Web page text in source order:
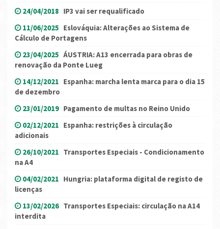
24/04/2018 IP3 vai ser requalificado
11/06/2025 Eslováquia: Alterações ao Sistema de
Cálculo de Portagens
23/04/2025 ÁUSTRIA: A13 encerrada para obras de
renovação da Ponte Lueg
14/12/2021 Espanha: marcha lenta marca para o dia 15
de dezembro
23/01/2019 Pagamento de multas no Reino Unido
02/12/2021 Espanha: restrições à circulação
adicionais
26/10/2021 Transportes Especiais - Condicionamento
na A4
04/02/2021 Hungria: plataforma digital de registo de
licenças
13/02/2026 Transportes Especiais: circulação na A14
interdita